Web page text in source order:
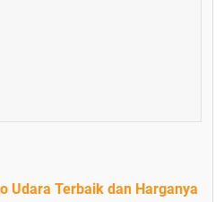
Udara Terbaik dan Harganya